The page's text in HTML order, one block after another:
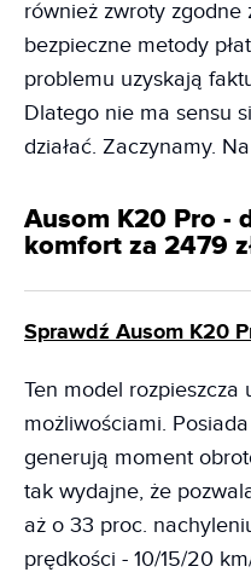
również zwroty zgodne
bezpieczne metody
problemu uzyskają
Dlatego nie ma sensu
działać. Zaczynamy.
Ausom K20 Pro -
komfort za 2479
Sprawdź Ausom K20
Ten model rozpieszcza
możliwościami.
generują moment
tak wydajne, że
aż o 33 proc.
prędkości - 10/15/20